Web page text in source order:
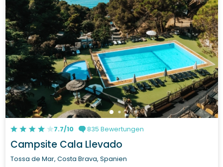
7.7/10 835 Bewertungen
Campsite Cala Llevado
Tossa de Mar, Costa Brava, Spanien